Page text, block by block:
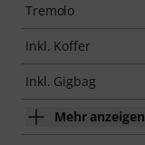
Tremolo
Inkl. Koffer
Inkl. Gigbag
Mehr anzeigen